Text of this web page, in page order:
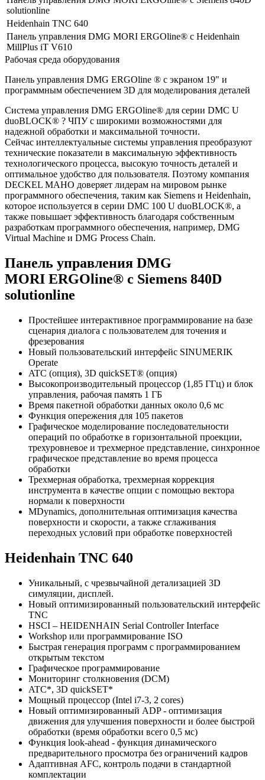
solutionline
Heidenhain TNC 640
Панель управления DMG MORI ERGOline® с Heidenhain
MillPlus iT V610
Рабочая среда оборудования
Панель управления DMG ERGOline ® с экраном 19" и
программным обеспечением 3D для моделирования деталей
Система управления DMG ERGOline® для серии DMC U
duoBLOCK® ? ЧПУ с широкими возможностями для
надежной обработки и максимальной точности.
Сейчас интеллектуальные системы управления преобразуют
технические показатели в максимальную эффективность
технологического процесса, высокую точность деталей и
оптимальное удобство для пользователя. Поэтому компания
DECKEL MAHO доверяет лидерам на мировом рынке
программного обеспечения, таким как Siemens и Heidenhain,
которое используется в серии DMC 100 U duoBLOCK®, а
также повышает эффективность благодаря собственным
разработкам программного обеспечения, например, DMG
Virtual Machine и DMG Process Chain.
Панель управления DMG
MORI ERGOline® с Siemens 840D
solutionline
Простейшее интерактивное программирование на базе
сценария диалога с пользователем для точения и
фрезерования
Новый пользовательский интерфейс SINUMERIK
Operate
ATC (опция), 3D quickSET® (опция)
Высокопроизводительный процессор (1,85 ГГц) и блок
управления, рабочая память 1 ГБ
Время пакетной обработки данных около 0,6 мс
Функция опережения для 105 пакетов
Графическое моделирование последовательности
операций по обработке в горизонтальной проекции,
трехуровневое и трехмерное представление, синхронное
графическое представление во время процесса
обработки
Трехмерная обработка, трехмерная коррекция
инструмента в качестве опции с помощью вектора
нормали к поверхности
MDynamics, дополнительная оптимизация качества
поверхности и скорости, а также сглаживания
переходных условий при обработке поверхностей
Heidenhain TNC 640
Уникальный, с чрезвычайной детализацией 3D
симуляции, дисплей.
Новый оптимизированный пользовательский интерфейс
TNC
HSCI – HEIDENHAIN Serial Controller Interface
Workshop или программирование ISO
Быстрая генерация программ с программированием
открытым текстом
Графическое программирование
Мониторинг столкновения (DCM)
ATC*, 3D quickSET*
Мощный процессор (Intel i7-3, 2 cores)
Новый оптимизированный ADP - оптимизация
движения для улучшения поверхности и более быстрой
обработки (время обработки всего 0,5 мс)
Функция look-ahead - функция динамического
предварительного просмотра без ограничений кадров
Адаптивная AFC, контроль подачи в стандартной
комплектации